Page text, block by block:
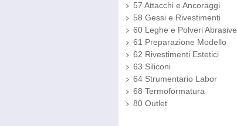
57 Attacchi e Ancoraggi
58 Gessi e Rivestimenti
60 Leghe e Polveri Abrasive
61 Preparazione Modello
62 Rivestimenti Estetici
63 Siliconi
64 Strumentario Labor
68 Termoformatura
80 Outlet